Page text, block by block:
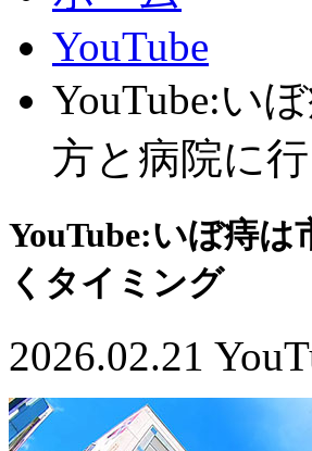
YouTube
YouTube:い
方と病院に
YouTube:いぼ痔
くタイミング
2026.02.21